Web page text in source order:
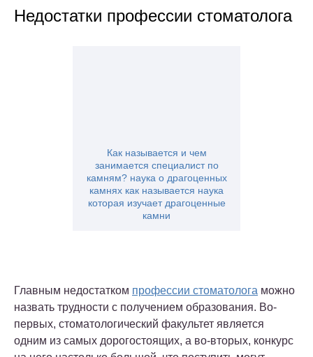
Недостатки профессии стоматолога
Как называется и чем
занимается специалист по
камням? наука о драгоценных
камнях как называется наука
которая изучает драгоценные
камни
Главным недостатком профессии стоматолога можно
назвать трудности с получением образования. Во-
первых, стоматологический факультет является
одним из самых дорогостоящих, а во-вторых, конкурс